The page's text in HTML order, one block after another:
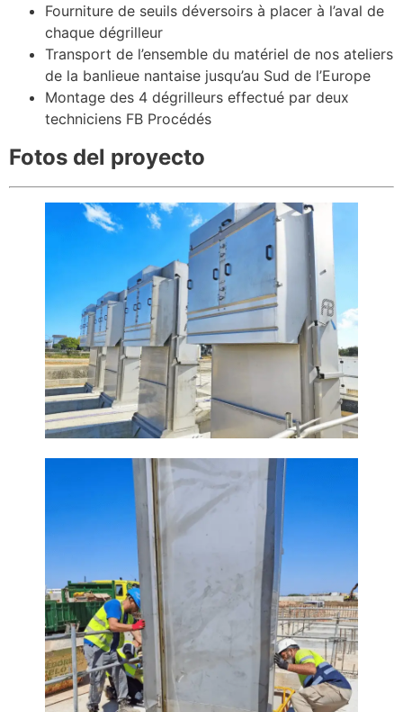
Fourniture de seuils déversoirs à placer à l’aval de
chaque dégrilleur
Transport de l’ensemble du matériel de nos ateliers
de la banlieue nantaise jusqu’au Sud de l’Europe
Montage des 4 dégrilleurs effectué par deux
techniciens FB Procédés
Fotos del proyecto